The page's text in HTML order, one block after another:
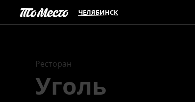
ЧЕЛЯБИНСК
Ресторан
Уголь